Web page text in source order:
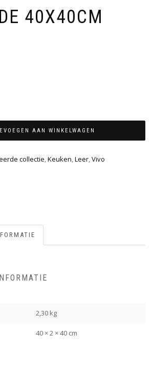
40X40CM
AAN WINKELWAGEN
collectie,Keuken,Leer,Vivo
2,30 kg
40 × 2 × 40 cm